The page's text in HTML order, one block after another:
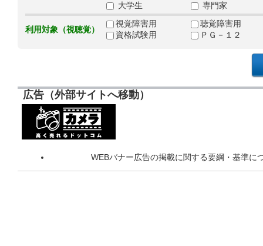
大学生
専門家
利用対象（視聴覚）
視覚障害用
聴覚障害用
資格試験用
ＰＧ－１２
広告（外部サイトへ移動）
WEBバナー広告の掲載に関する要綱・基準に